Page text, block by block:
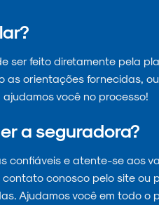
ser feito diretamente pela
as orientações fornecidas,
você no processo!
a seguradora?
confiáveis e atente-se aos
contato conosco pelo site ou
Ajudamos você em todo o